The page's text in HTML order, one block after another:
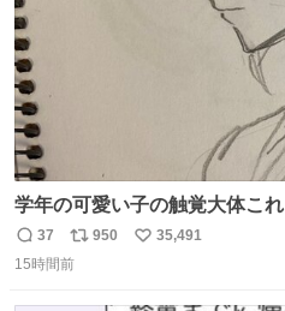
学年の可愛い子の触覚大体これ
返
信
37
リ
ポ
950
い
35,491
15時間前